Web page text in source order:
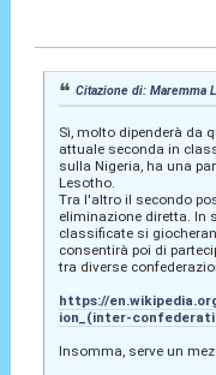
Citazione di: Maremma
Sì, molto dipenderà da
attuale seconda in
sulla Nigeria, ha una
Lesotho.
Tra l'altro il secondo
eliminazione diretta. In
classificate si
consentirà poi di
tra diverse
https://
ion_(inter-
Insomma, serve un